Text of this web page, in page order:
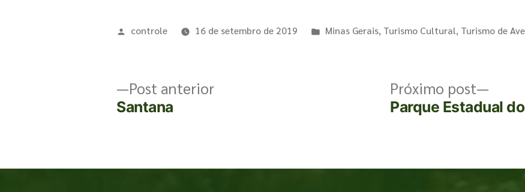
controle 16 de setembro de 2019 Minas Gerais, Turismo Cultural, Turismo de
Post anterior
Santana
Próximo post
Parque Estadual